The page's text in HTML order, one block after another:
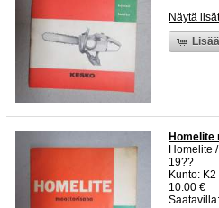
Näytä
Homelite
19??
Kunto:
10.00 €